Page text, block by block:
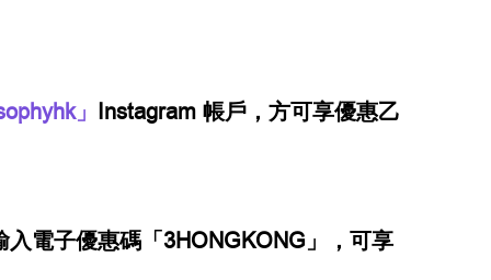
」
Instagram 帳戶，方可享優惠乙
電子優惠碼「3HONGKONG」，可享